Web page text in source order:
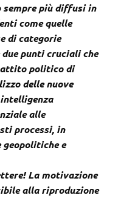
sempre più diffusi in
come quelle
di categorie
punti cruciali che
politico di
delle nuove
alle
processi, in
geopolitiche e
La motivazione
alla riproduzione